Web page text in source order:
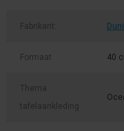
Fabrikant: Duni
Formaat 40
Thema
tafelaankleding